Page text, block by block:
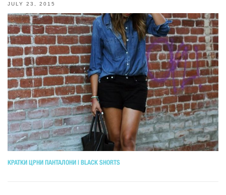
JULY 23, 2015
КРАТКИ ЦРНИ ПАНТАЛОНИ | BLACK SHORTS